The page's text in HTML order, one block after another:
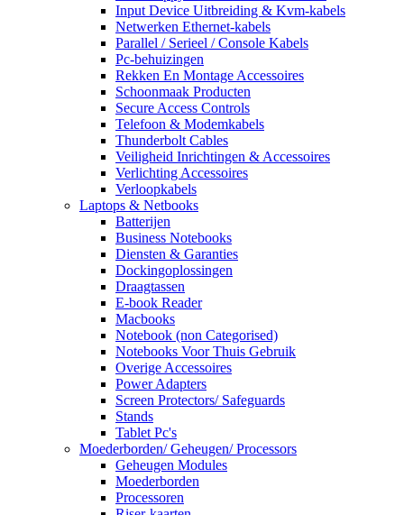
Input Device Uitbreiding & Kvm-kabels
Netwerken Ethernet-kabels
Parallel / Serieel / Console Kabels
Pc-behuizingen
Rekken En Montage Accessoires
Schoonmaak Producten
Secure Access Controls
Telefoon & Modemkabels
Thunderbolt Cables
Veiligheid Inrichtingen & Accessoires
Verlichting Accessoires
Verloopkabels
Laptops & Netbooks
Batterijen
Business Notebooks
Diensten & Garanties
Dockingoplossingen
Draagtassen
E-book Reader
Macbooks
Notebook (non Categorised)
Notebooks Voor Thuis Gebruik
Overige Accessoires
Power Adapters
Screen Protectors/ Safeguards
Stands
Tablet Pc's
Moederborden/ Geheugen/ Processors
Geheugen Modules
Moederborden
Processoren